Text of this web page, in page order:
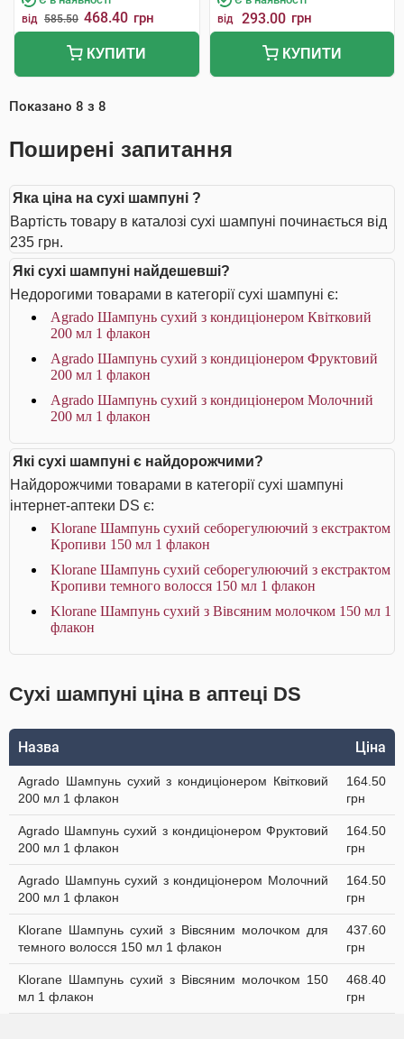
від 585.50 468.40 грн
КУПИТИ
від 293.00 грн
КУПИТИ
Показано 8 з 8
Поширені запитання
Яка ціна на сухі шампуні ?
Вартість товару в каталозі сухі шампуні починається від
235 грн.
Які сухі шампуні найдешевші?
Недорогими товарами в категорії сухі шампуні є:
Agrado Шампунь сухий з кондиціонером Квітковий
200 мл 1 флакон
Agrado Шампунь cухий з кондиціонером Фруктовий
200 мл 1 флакон
Agrado Шампунь cухий з кондиціонером Молочний
200 мл 1 флакон
Які сухі шампуні є найдорожчими?
Найдорожчими товарами в категорії сухі шампуні
інтернет-аптеки DS є:
Klorane Шампунь сухий себорегулюючий з екстрактом
Кропиви 150 мл 1 флакон
Klorane Шампунь сухий себорегулюючий з екстрактом
Кропиви темного волосся 150 мл 1 флакон
Klorane Шампунь сухий з Вівсяним молочком 150 мл 1
флакон
Сухі шампуні ціна в аптеці DS
Назва Ціна
Agrado Шампунь сухий з кондиціонером Квітковий
200 мл 1 флакон
164.50
грн
Agrado Шампунь cухий з кондиціонером Фруктовий
200 мл 1 флакон
164.50
грн
Agrado Шампунь cухий з кондиціонером Молочний
200 мл 1 флакон
164.50
грн
Klorane Шампунь сухий з Вівсяним молочком для
темного волосся 150 мл 1 флакон
437.60
грн
Klorane Шампунь сухий з Вівсяним молочком 150
мл 1 флакон
468.40
грн